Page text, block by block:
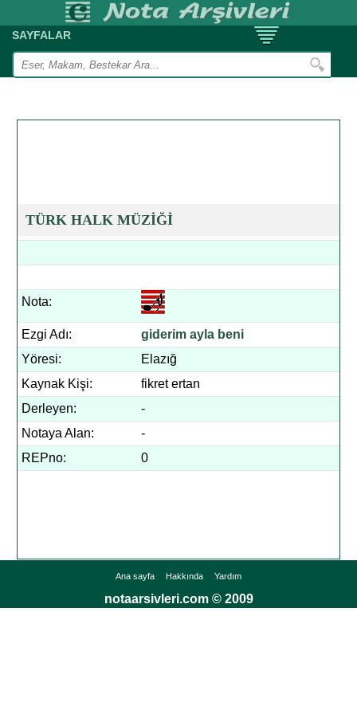
SAYFALAR
TÜRK HALK MÜZİĞİ
Nota:
Ezgi Adı:
giderim ayla beni
Yöresi:
Elazığ
Kaynak Kişi:
fikret ertan
Derleyen:
-
Notaya Alan:
-
REPno:
0
Ana sayfa Hakkında Yardım
notaarsivleri.com © 2009